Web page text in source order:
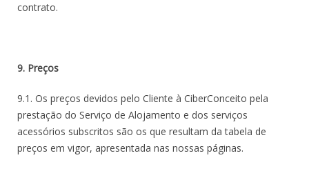
contrato.
9. Preços
9.1. Os preços devidos pelo Cliente à CiberConceito pela
prestação do Serviço de Alojamento e dos serviços
acessórios subscritos são os que resultam da tabela de
preços em vigor, apresentada nas nossas páginas.